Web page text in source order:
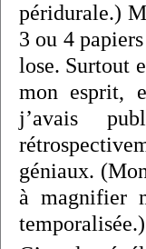
péridurale.)
3 ou 4
lose. Surtout
mon esprit,
j’avais
géniaux.
à magnifier
temporalisée.)